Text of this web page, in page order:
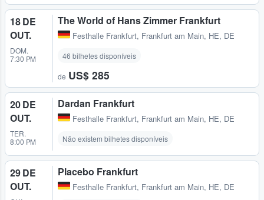
18 DE
OUT.
DOM.
7:30 PM
The World of Hans Zimmer Frankfurt
Festhalle Frankfurt, Frankfurt am Main, HE, DE
46 bilhetes disponíveis
de US$ 285
20 DE
OUT.
TER.
8:00 PM
Dardan Frankfurt
Festhalle Frankfurt, Frankfurt am Main, HE, DE
Não existem bilhetes disponíveis
29 DE
OUT.
Placebo Frankfurt
Festhalle Frankfurt, Frankfurt am Main, HE, DE